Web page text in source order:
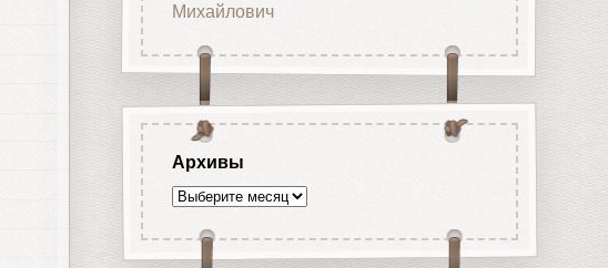
Михайлович
Архивы
Архивы